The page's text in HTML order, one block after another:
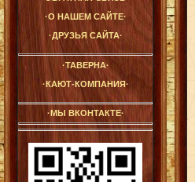
·О НАШЕМ САЙТЕ·
·ДРУЗЬЯ САЙТА·
·ТАВЕРНА·
·КАЮТ-КОМПАНИЯ·
·МЫ ВКОНТАКТЕ·